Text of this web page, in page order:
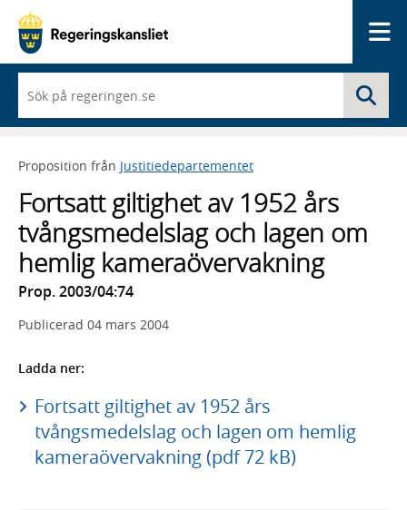
du
börjar
skriva
framträder
lista
med
sökförslag
Proposition från Justitiedepartementet
Fortsatt giltighet av 1952 års
tvångsmedelslag och lagen om
hemlig kameraövervakning
Prop. 2003/04:74
Publicerad 04 mars 2004
Ladda ner:
Fortsatt giltighet av 1952 års
tvångsmedelslag och lagen om hemlig
kameraövervakning (pdf 72 kB)